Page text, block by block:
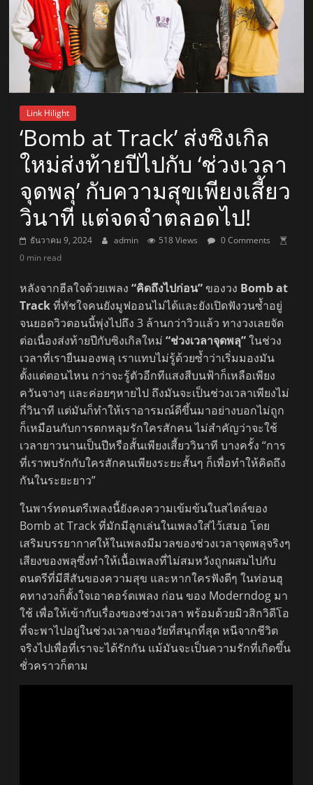
Link Hilight
‘Bomb at Track’ ส่งซิงเกิล
ใหม่ส่งท้ายปีไปกับ ‘ช่วงเวลา
จุดพลุ’ กับความสุขเพียงเสี้ยว
วินาที แต่จดจำตลอดไป!
ธันวาคม 9, 2024 admin 518 Views
0 Comments
0 min read
หลังจากฮีลใจด้วยเพลง“คิดถึงไปก่อน”ของวง Bomb at
Trackที่ทัชใจคนยังมูฟออนไม่ได้และยังเปิดฟังวนซ้ำอยู่
จนยอดวิวตอนนี้พุ่งไปถึง 3 ล้านกว่าวิวแล้ว ทางวงเลยจัด
ต่อเนื่องส่งท้ายปีกับซิงเกิลใหม่ “ช่วงเวลาจุดพลุ”ในช่วง
เวลาที่เรายืนมองพลุ เราแทบไม่รู้ด้วยซ้ำว่าเริ่มมองมัน
ตั้งแต่ตอนไหน กว่าจะรู้ตัวอีกทีแสงสีบนฟ้าก็เหลือเพียง
ควันจางๆ และค่อยๆหายไป ถึงมันจะเป็นช่วงเวลาเพียงไม่
กี่วินาที แต่มันก็ทำให้เราอารมณ์ดีขึ้นมาอย่างบอกไม่ถูก
ก็เหมือนกับการตกหลุมรักใครสักคน ไม่สำคัญว่าจะใช้
เวลายาวนานเป็นปีหรือสั้นเพียงเสี้ยววินาที บางครั้ง “การ
ที่เราพบรักกับใครสักคนเพียงระยะสั้นๆ ก็เพื่อทำให้คิดถึง
กันในระยะยาว”
ในพาร์ทดนตรีเพลงนี้ยังคงความเข้มข้นในสไตล์ของ
Bomb at Track ที่มักมีลูกเล่นในเพลงใส่ไว้เสมอ โดย
เสริมบรรยากาศให้ในเพลงมีมวลของช่วงเวลาจุดพลุจริงๆ
เสียงของพลุซึ่งทำให้เนื้อเพลงที่ไม่สมหวังถูกผสมไปกับ
ดนตรีที่มีสีสันของความสุข และหากใครฟังดีๆ ในท่อนฮุ
คทางวงก็ตั้งใจเอาคอร์ดเพลง ก่อน ของ Moderndog มา
ใช้ เพื่อให้เข้ากับเรื่องของช่วงเวลา พร้อมด้วยมิวสิกวิดีโอ
ที่จะพาไปอยู่ในช่วงเวลาของวัยที่สนุกที่สุด หนีจากชีวิต
จริงไปเพื่อที่เราจะได้รักกัน แม้มันจะเป็นความรักที่เกิดขึ้น
ชั่วคราวก็ตาม